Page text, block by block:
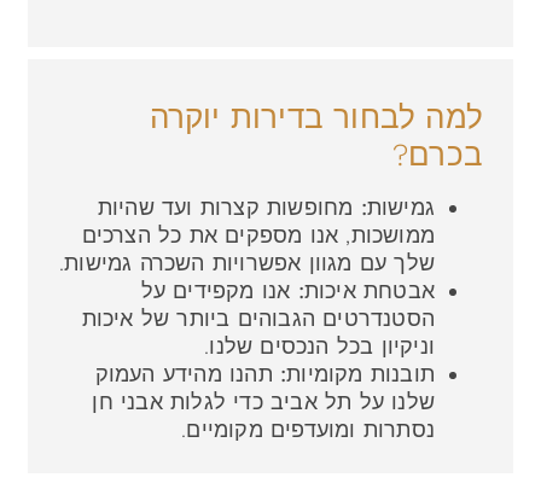
למה לבחור בדירות יוקרה
בכרם?
גמישות: מחופשות קצרות ועד שהיות
ממושכות, אנו מספקים את כל הצרכים
שלך עם מגוון אפשרויות השכרה גמישות.
אבטחת איכות: אנו מקפידים על
הסטנדרטים הגבוהים ביותר של איכות
וניקיון בכל הנכסים שלנו.
תובנות מקומיות: תהנו מהידע העמוק
שלנו על תל אביב כדי לגלות אבני חן
נסתרות ומועדפים מקומיים.